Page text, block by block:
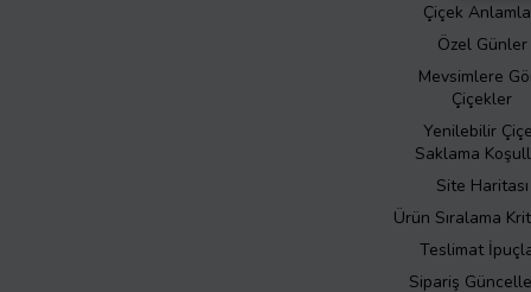
Çiçek
Özel Günler
Mevsimlere
Çiçekler
Yenilebilir
Saklama
Site Haritası
Ürün Sıralama
Teslimat
Sipariş